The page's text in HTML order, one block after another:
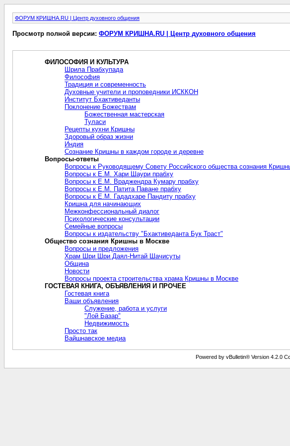
ФОРУМ КРИШНА.RU | Центр духовного общения
Просмотр полной версии: ФОРУМ КРИШНА.RU | Центр духовного общения
ФИЛОСОФИЯ И КУЛЬТУРА
Шрила Прабхупада
Философия
Традиция и современность
Духовные учители и проповедники ИСККОН
Институт Бхактиведанты
Поклонение Божествам
Божественная мастерская
Туласи
Рецепты кухни Кришны
Здоровый образ жизни
Индия
Сознание Кришны в каждом городе и деревне
Вопросы-ответы
Вопросы к Руководящему Совету Российского общества сознания
Вопросы к Е.М. Хари Шаури прабху
Вопросы к Е.М. Враджендра Кумару прабху
Вопросы к Е.М. Патита Паване прабху
Вопросы к Е.М. Гададхаре Пандиту прабху
Кришна для начинающих
Межконфессиональный диалог
Психологические консультации
Семейные вопросы
Вопросы к издательству "Бхактиведанта Бук Траст"
Общество сознания Кришны в Москве
Вопросы и предложения
Храм Шри Шри Даял-Нитай Шачисуты
Община
Новости
Вопросы проекта строительства храма Кришны в Москве
ГОСТЕВАЯ КНИГА, ОБЪЯВЛЕНИЯ И ПРОЧЕЕ
Гостевая книга
Ваши объявления
Служение, работа и услуги
"Лой Базар"
Недвижимость
Просто так
Вайшнавское медиа
Powered by vBulletin® Version 4.2.0